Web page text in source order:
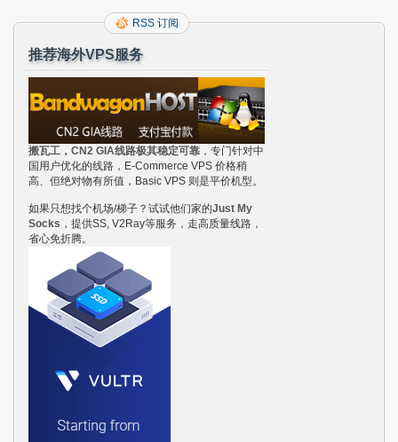
RSS 订阅
推荐海外VPS服务
搬瓦工，CN2 GIA线路极其稳定可靠 ，专门针对中
国用户优化的线路，E-Commerce VPS 价格稍
高、但绝对物有所值，Basic VPS 则是平价机型。
如果只想找个机场/梯子？试试他们家的Just My
Socks ，提供SS, V2Ray等服务，走高质量线路，
省心免折腾。